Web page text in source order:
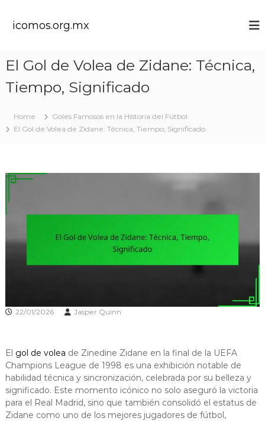
icomos.org.mx
El Gol de Volea de Zidane: Técnica,
Tiempo, Significado
Home
Goles Famosos en la Historia del Fútbol
El Gol de Volea de Zidane: Técnica, Tiempo, Significado
22/01/2026 Jasper Quinn
El gol de volea de Zinedine Zidane en la final de la UEFA
Champions League de 1998 es una exhibición notable de
habilidad técnica y sincronización, celebrada por su belleza y
significado. Este momento icónico no solo aseguró la victoria
para el Real Madrid, sino que también consolidó el estatus de
Zidane como uno de los mejores jugadores de fútbol,